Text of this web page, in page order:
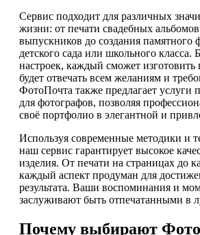
Сервис подходит для различных
жизни: от печати свадебных
выпускников до создания памятного
детского сада или школьного класса.
настроек, каждый сможет изготовить
будет отвечать всем желаниям и
ФотоПочта также предлагает услуги
для фотографов, позволяя
своё портфолио в элегантной и
Используя современные методики и
наш сервис гарантирует высокое
изделия. От печати на страницах до
каждый аспект продуман для
результата. Ваши воспоминания и
заслуживают быть отпечатанными в
Почему выбирают